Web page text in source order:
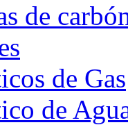
de
de Gas
de